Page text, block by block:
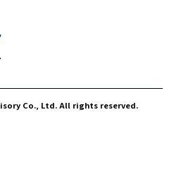
Co., Ltd. All rights reserved.